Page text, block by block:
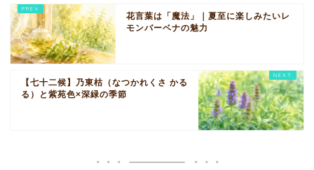
花言葉は「魔法」｜夏至に楽しみたいレ
モンバーベナの魅力
【七十二候】乃東枯（なつかれくさ かる
る）と紫苑色×深緑の季節